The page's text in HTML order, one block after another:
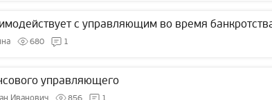
с управляющим во время
680 1
управляющего